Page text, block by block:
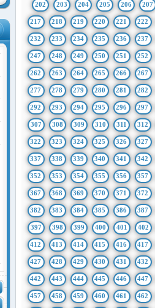
202 203 204 205 206 207
217 218 219 220 221 222
232 233 234 235 236 237
247 248 249 250 251 252
262 263 264 265 266 267
277 278 279 280 281 282
292 293 294 295 296 297
307 308 309 310 311 312
322 323 324 325 326 327
337 338 339 340 341 342
352 353 354 355 356 357
367 368 369 370 371 372
382 383 384 385 386 387
397 398 399 400 401 402
412 413 414 415 416 417
427 428 429 430 431 432
442 443 444 445 446 447
457 458 459 460 461 462